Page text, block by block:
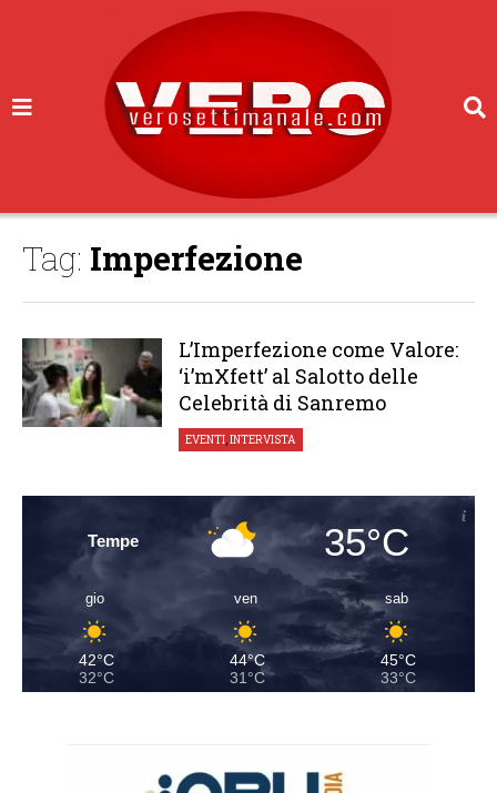
Tag: Imperfezione
L’Imperfezione come Valore:
‘i’mXfett’ al Salotto delle
Celebrità di Sanremo
EVENTI,INTERVISTA
Tempe 35°C
gio
42°C
32°C
ven
44°C
31°C
sab
45°C
33°C